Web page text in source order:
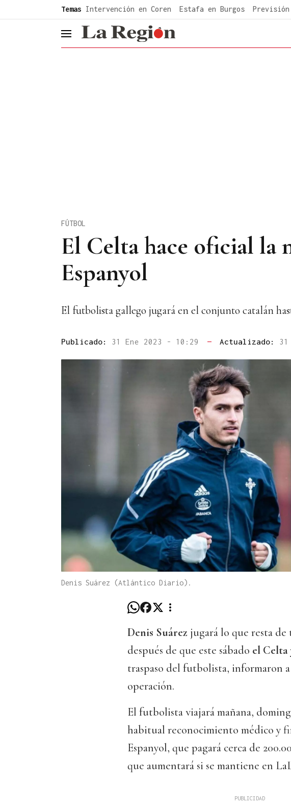
Temas Intervención en Coren Estafa en Burgos
header.menu.open
El Celta hace oficial la
Espanyol
FÚTBOL
El futbolista gallego jugará en el conjunto catalán
Publicado: 31 Ene 2023 - 10:29 — Actualizado:
Denis Suárez (Atlántico Diario).
Denis Suárez jugará lo que resta de
después de que este sábado el Celta
traspaso del futbolista, informaron a
operación.
El futbolista viajará mañana,
habitual reconocimiento médico y
Espanyol, que pagará cerca de
que aumentará si se mantiene en